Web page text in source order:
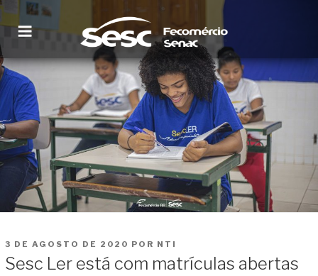
Pular
para
o
conteúdo
SESC RORAIMA
Site institucional
PUBLICADO
EM
3 DE AGOSTO DE 2020 POR NTI
Sesc Ler está com matrículas abertas